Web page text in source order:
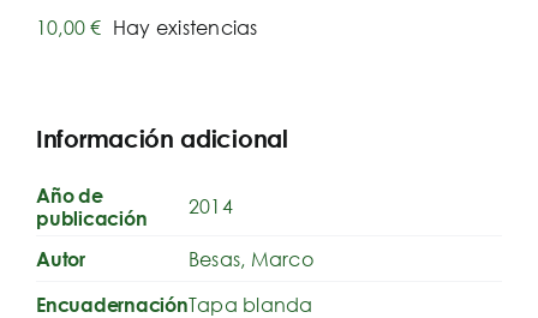
10,00€ Hay existencias
Información adicional
Año de
publicación
2014
Autor Besas, Marco
EncuadernaciónTapa blanda